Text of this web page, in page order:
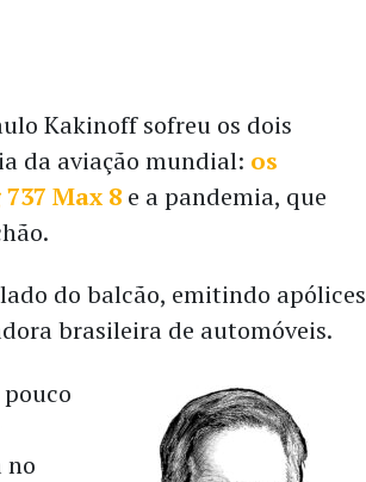
Kakinoff sofreu os dois
da aviação mundial: os
Max 8 e a pandemia, que
do balcão, emitindo apólices
brasileira de automóveis.
no